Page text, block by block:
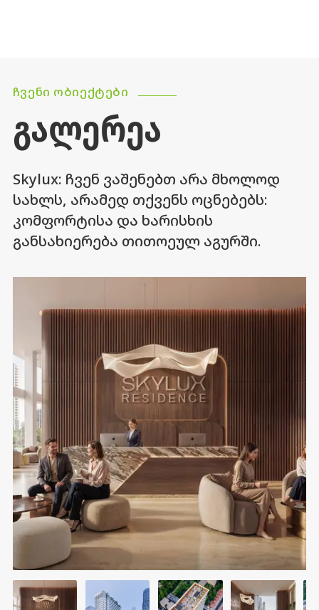
ᲩᲕᲔᲜᲘ ᲝᲑᲘᲔᲥᲢᲔᲑᲘ
ᲒᲐᲚᲔᲠᲔᲐ
Skylux: ჩვენ ვაშენებთ არა მხოლოდ
სახლს, არამედ თქვენს ოცნებებს:
კომფორტისა და ხარისხის
განსახიერება თითოეულ აგურში.